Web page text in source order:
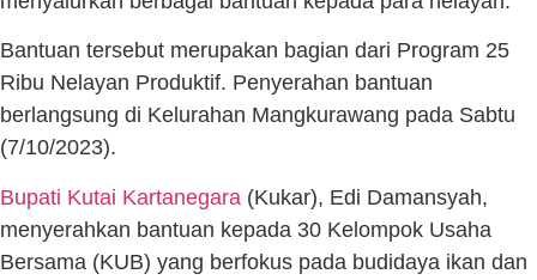
Bantuan tersebut merupakan bagian dari Program 25
Ribu Nelayan Produktif. Penyerahan bantuan
berlangsung di Kelurahan Mangkurawang pada Sabtu
(7/10/2023).
Bupati Kutai Kartanegara (Kukar), Edi Damansyah,
menyerahkan bantuan kepada 30 Kelompok Usaha
Bersama (KUB) yang berfokus pada budidaya ikan dan